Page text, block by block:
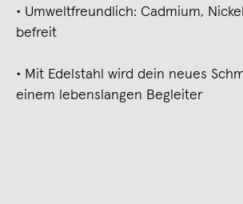
∙ Umweltfreundlich: Cadmium,
befreit
∙ Mit Edelstahl wird dein neues
einem lebenslangen Begleiter